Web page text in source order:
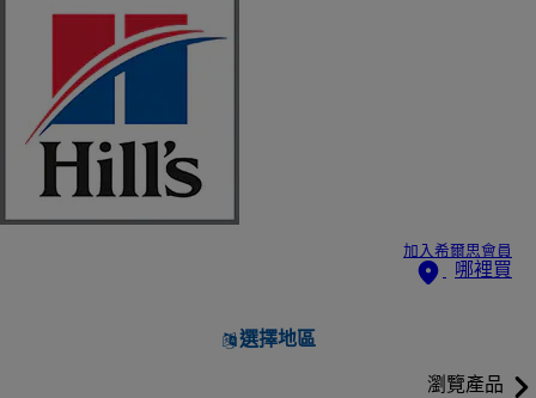
加入希爾思會員
哪裡買
選擇地區
瀏覽產品